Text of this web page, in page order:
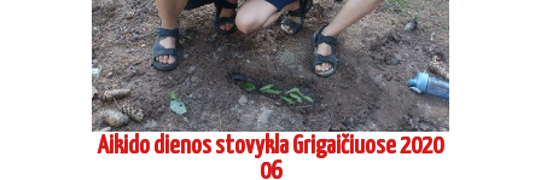
Aikido dienos stovykla Grigaičiuose 2020
06